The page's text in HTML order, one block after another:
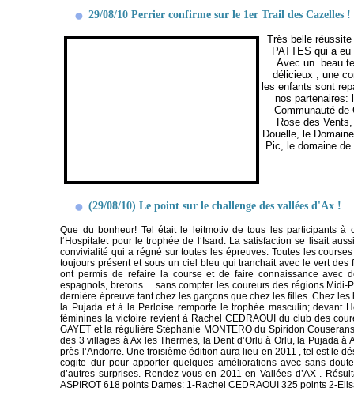
29/08/10 Perrier confirme sur le 1er Trail des Cazelles !
Très belle
PATTES qui a
Avec un beau
délicieux , une
les enfants sont
nos partenaires:
Communauté
Rose des
Douelle, le
Pic, le domaine
(29/08/10) Le point sur le challenge des vallées d'Ax !
Que du bonheur! Tel était le leitmotiv de tous les participants
l‘Hospitalet pour le trophée de l‘Isard. La satisfaction se lisait
convivialité qui a régné sur toutes les épreuves. Toutes les
toujours présent et sous un ciel bleu qui tranchait avec le vert
ont permis de refaire la course et de faire connaissance avec
espagnols, bretons …sans compter les coureurs des régions Midi-
dernière épreuve tant chez les garçons que chez les filles. Chez
la Pujada et à la Perloise remporte le trophée masculin; devant
féminines la victoire revient à Rachel CEDRAOUI du club des
GAYET et la régulière Stéphanie MONTERO du Spiridon
des 3 villages à Ax les Thermes, la Dent d’Orlu à Orlu, la Pujada
près l’Andorre. Une troisième édition aura lieu en 2011 , tel est le
cogite dur pour apporter quelques améliorations avec sans
d’autres surprises. Rendez-vous en 2011 en Vallées d’AX .
ASPIROT 618 points Dames: 1-Rachel CEDRAOUI 325 points 2-